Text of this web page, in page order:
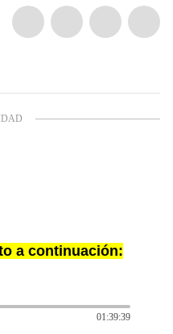
a continuación:
01:39:39